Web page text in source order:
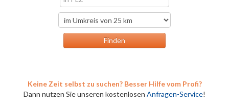
Keine Zeit selbst zu suchen? Besser Hilfe vom Profi?
Dann nutzen Sie unseren kostenlosen Anfragen-Service!